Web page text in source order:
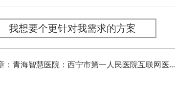
我想要个更针对我需求的方案
：青海智慧医院：西宁市第一人民医院互联网医...